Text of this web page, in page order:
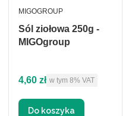
Sól ziołowa 250g -
MIGOgroup
PRODUCENT
MIGOGROUP
Cena brutto
4,60 zł w tym %s VAT
w tym 8% VAT
Do koszyka